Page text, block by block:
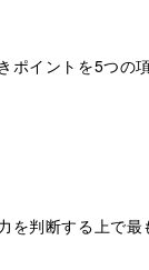
ポイントを5つの
を判断する上で